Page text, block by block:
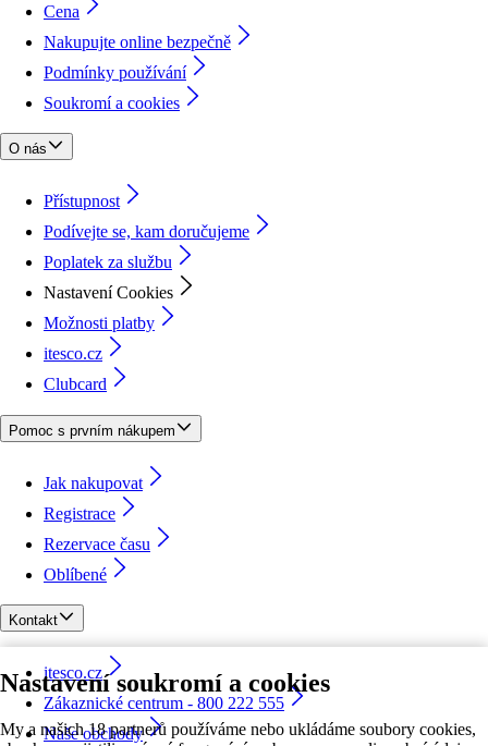
Nastavení soukromí a cookies
My a našich 18 partnerů používáme nebo ukládáme soubory cookies,
Cena
Nakupujte online bezpečně
Podmínky používání
Soukromí a cookies
O nás
Přístupnost
Podívejte se, kam doručujeme
Poplatek za službu
Nastavení Cookies
Možnosti platby
itesco.cz
Clubcard
Pomoc s prvním nákupem
Jak nakupovat
Registrace
Rezervace času
Oblíbené
Kontakt
itesco.cz
Zákaznické centrum - 800 222 555
Naše obchody